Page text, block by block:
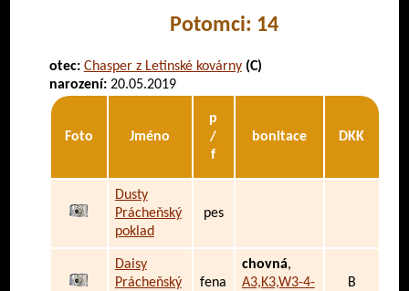
Potomci: 14
otec: Chasper z Letinské kovárny (C)
narození: 20.05.2019
Foto Jméno
p
/
f
bonitace DKK
Dusty
Prácheňský
poklad
pes
Daisy
Prácheňský
fena
chovná,
A3,K3,W3-4-
B